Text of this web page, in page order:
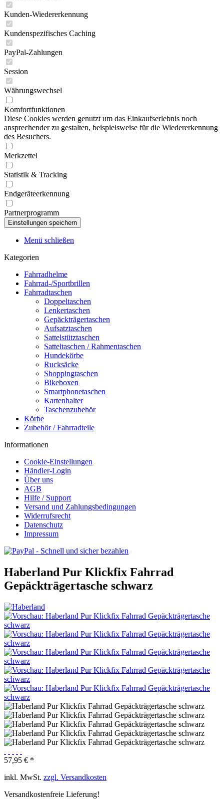
Kunden-Wiedererkennung
Kundenspezifisches Caching
PayPal-Zahlungen
Session
Währungswechsel
Komfortfunktionen
Diese Cookies werden genutzt um das Einkaufserlebnis noch
ansprechender zu gestalten, beispielsweise für die Wiedererkennung
des Besuchers.
Merkzettel
Statistik & Tracking
Endgeräteerkennung
Partnerprogramm
Menü schließen
Kategorien
Fahrradhelme
Fahrrad-/Sportbrillen
Fahrradtaschen
Doppeltaschen
Lenkertaschen
Gepäckträgertaschen
Aufsatztaschen
Sattelstütztaschen
Satteltaschen / Rahmentaschen
Hundekörbe
Rucksäcke
Shoppingtaschen
Bikeboxen
Smartphonetaschen
Kartenhalter
Taschenzubehör
Körbe
Zubehör / Fahrradteile
Informationen
Cookie-Einstellungen
Händler-Login
Über uns
AGB
Hilfe / Support
Versand und Zahlungsbedingungen
Widerrufsrecht
Datenschutz
Impressum
Haberland Pur Klickfix Fahrrad
Gepäckträgertasche schwarz
57,95 € *
inkl. MwSt. zzgl. Versandkosten
Versandkostenfreie Lieferung!